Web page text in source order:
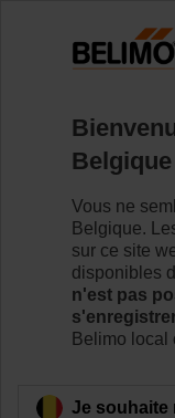
"https://
https://
désenfumage
Technologie
fonctionnement
servomoteurs de
Belgique
Vous ne
Belgique.
sur ce site
disponibles
n'est pas
Belimo local
Je souhaite